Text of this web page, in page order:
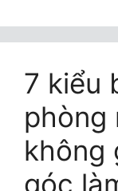
7 kiểu
phòng
không
góc